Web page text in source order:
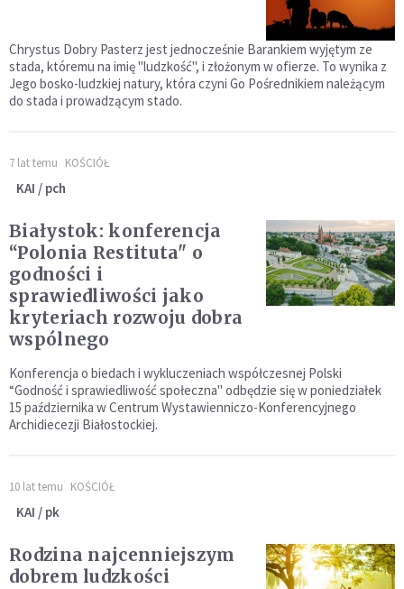
Chrystus Dobry Pasterz jest jednocześnie Barankiem wyjętym ze
stada, któremu na imię "ludzkość", i złożonym w ofierze. To wynika z
Jego bosko-ludzkiej natury, która czyni Go Pośrednikiem należącym
do stada i prowadzącym stado.
7 lat temu KOŚCIÓŁ
KAI / pch
Białystok: konferencja
“Polonia Restituta" o
godności i
sprawiedliwości jako
kryteriach rozwoju dobra
wspólnego
Konferencja o biedach i wykluczeniach współczesnej Polski
“Godność i sprawiedliwość społeczna" odbędzie się w poniedziałek
15 października w Centrum Wystawienniczo-Konferencyjnego
Archidiecezji Białostockiej.
10 lat temu KOŚCIÓŁ
KAI / pk
Rodzina najcenniejszym
dobrem ludzkości